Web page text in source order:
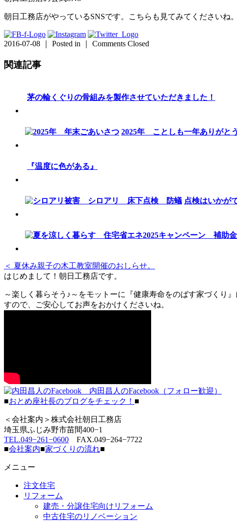
朝日工務店がやっているSNSです。こちらも見てみてくださいね。
2016-07-08 ｜ Posted in ｜ Comments Closed
関連記事
茅の輪くぐりの骨組みを製作させていただきました！
2025年 ことしも一年ありがと
『温度に色がある』
点検はいかが
＜ 夏休み親子の木工教室開催のおしらせ。
はじめまして！朝日工務店です。
～楽しく暮らそう♪～をモットーに『健康寿命をのばす家づくり
すので、ご安心してお声をおかけくださいね。
内田昌人のFacebook（フォロー歓迎）
■おとめ座社長のブログをチェック！ ■
＜会社案内＞株式会社朝日工務店
埼玉県ふじみ野市苗間400−1
TEL.049−261−0600 FAX.049−264−7722
■会社案内■家づくりの流れ■
メニュー
注文住宅
リフォーム
建売・分譲住宅向けリフォーム
中古住宅のリノベーション